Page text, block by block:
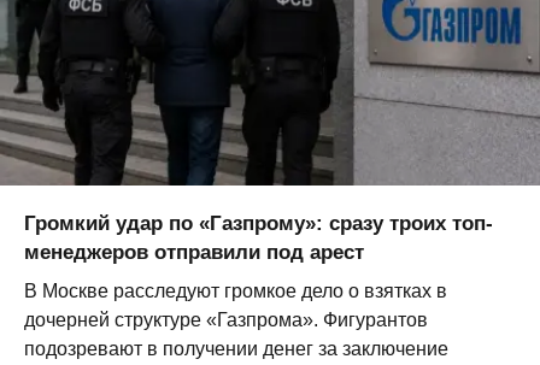
Громкий удар по «Газпрому»: сразу троих топ-
менеджеров отправили под арест
В Москве расследуют громкое дело о взятках в
дочерней структуре «Газпрома». Фигурантов
подозревают в получении денег за заключение